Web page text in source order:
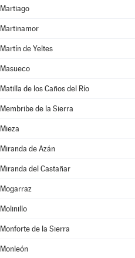
Martiago
Martinamor
Martín de Yeltes
Masueco
Matilla de los Caños del Río
Membribe de la Sierra
Mieza
Miranda de Azán
Miranda del Castañar
Mogarraz
Molinillo
Monforte de la Sierra
Monleón